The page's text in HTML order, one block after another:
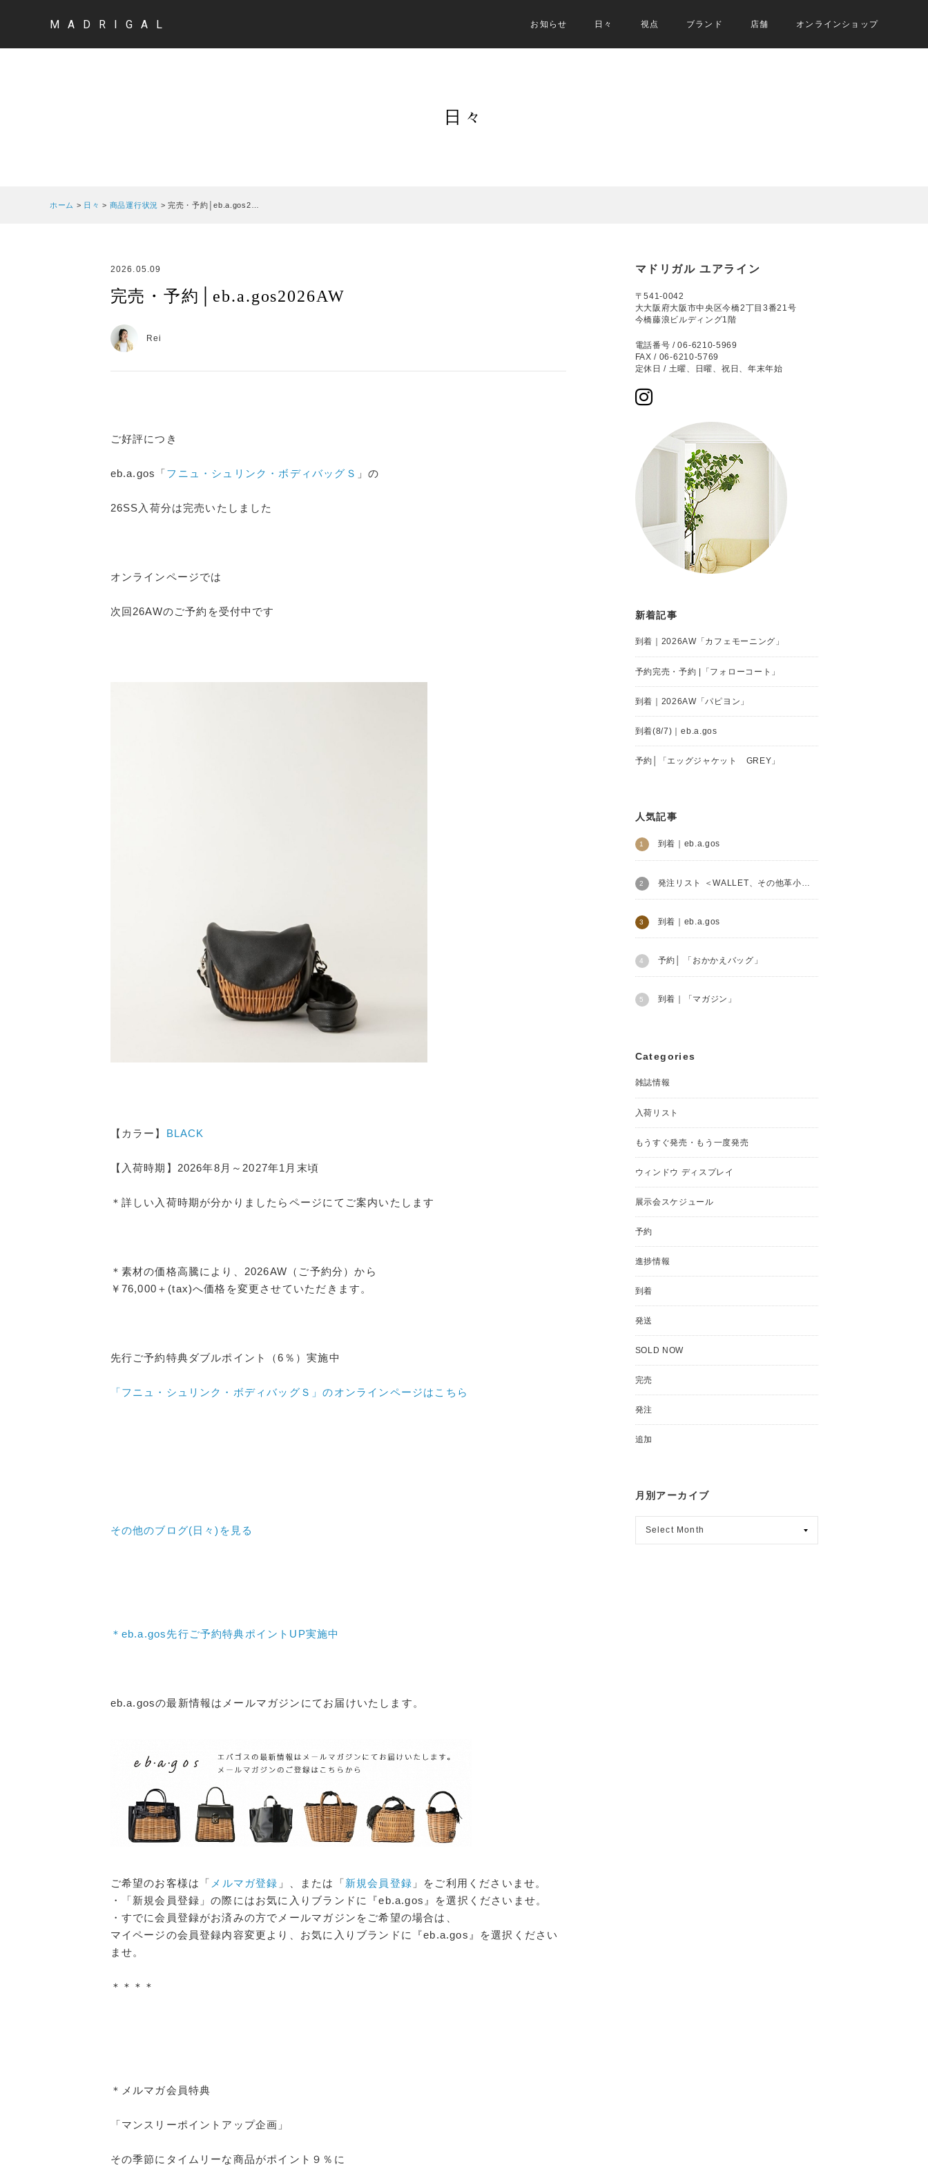
MADRIGAL お知らせ 日々 視点 ブランド 店舗 オンラインショップ
日々
ホーム > 日々 > 商品運行状況 >完売・予約│eb.a.gos2…
2026.05.09
完売・予約│eb.a.gos2026AW
Rei
ご好評につき
eb.a.gos「フニュ・シュリンク・ボディバッグＳ 」の
26SS入荷分は完売いたしました
オンラインページでは
次回26AWのご予約を受付中です
【カラー】 BLACK
【入荷時期】2026年8月～2027年1月末頃
＊詳しい入荷時期が分かりましたらページにてご案内いたします
＊素材の価格高騰により、2026AW（ご予約分）から
￥76,000＋(tax)へ価格を変更させていただきます。
先行ご予約特典ダブルポイント（6％）実施中
「フニュ・シュリンク・ボディバッグＳ」のオンラインページはこちら
その他のブログ(日々) を見る
＊eb.a.gos先行ご予約特典ポイントUP実施中
eb.a.gosの最新情報はメールマガジンにてお届けいたします。
ご希望のお客様は「 メルマガ登録 」、または「新規会員登録 」をご利用くださいませ。
・「新規会員登録」の際にはお気に入りブランドに『eb.a.gos』を選択くださいませ。
・すでに会員登録がお済みの方でメールマガジンをご希望の場合は、
マイページの会員登録内容変更より、お気に入りブランドに『eb.a.gos』を選択ください
ませ。
＊＊＊＊
＊メルマガ会員特典
「マンスリーポイントアップ企画」
その季節にタイムリーな商品がポイント９％に
マドリガル ユアライン
〒541-0042
大大阪府大阪市中央区今橋2丁目3番21号
今橋藤浪ビルディング1階
電話番号 / 06-6210-5969
FAX / 06-6210-5769
定休日 / 土曜、日曜、祝日、年末年始
新着記事
到着｜2026AW「カフェモーニング」
予約完売・予約 |「フォローコート」
到着｜2026AW「パピヨン」
到着(8/7)｜eb.a.gos
予約│「エッグジャケット GREY」
人気記事
到着｜eb.a.gos
発注リスト ＜WALLET、その他革小物＞│Henry Beguelin
到着｜eb.a.gos
予約│ 「おかかえバッグ」
到着｜「マガジン」
Categories
雑誌情報
入荷リスト
もうすぐ発売・もう一度発売
ウィンドウ ディスプレイ
展示会スケジュール
予約
進捗情報
到着
発送
SOLD NOW
完売
発注
追加
月別アーカイブ
ア